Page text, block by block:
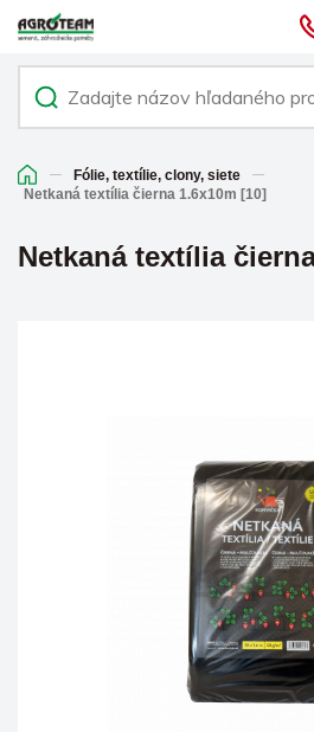
Fólie, textílie, clony, siete
Netkaná textília čierna 1.6x10m [10]
Netkaná textília